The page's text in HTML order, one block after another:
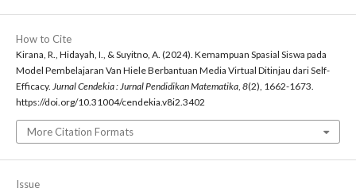
How to Cite
Kirana, R., Hidayah, I., & Suyitno, A. (2024). Kemampuan Spasial Siswa pada
Model Pembelajaran Van Hiele Berbantuan Media Virtual Ditinjau dari Self-
Efficacy. Jurnal Cendekia : Jurnal Pendidikan Matematika, 8(2), 1662-1673.
https://doi.org/10.31004/cendekia.v8i2.3402
More Citation Formats
Issue